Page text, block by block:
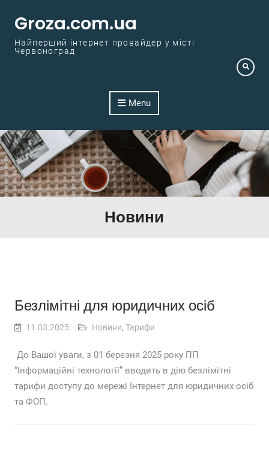
Groza.com.ua
Найперший інтернет провайдер у місті
Червоноград
Menu
Новини
Безлімітні для юридичних осіб
11.03.2025 Новини, Тарифи
​ До Вашої уваги, з 01 березня 2025 року ПП
“Інформаційні технології” вводить в дію безлімітні
тарифи доступу до мережі Інтернет для юридичних осіб
та ФОП.